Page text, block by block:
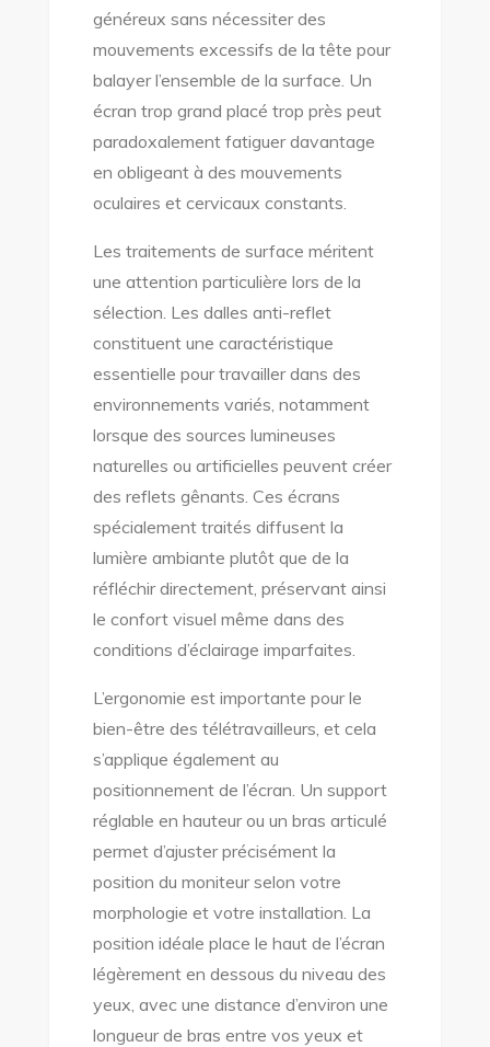
généreux sans nécessiter des
mouvements excessifs de la tête pour
balayer l’ensemble de la surface. Un
écran trop grand placé trop près peut
paradoxalement fatiguer davantage
en obligeant à des mouvements
oculaires et cervicaux constants.
Les traitements de surface méritent
une attention particulière lors de la
sélection. Les dalles anti-reflet
constituent une caractéristique
essentielle pour travailler dans des
environnements variés, notamment
lorsque des sources lumineuses
naturelles ou artificielles peuvent créer
des reflets gênants. Ces écrans
spécialement traités diffusent la
lumière ambiante plutôt que de la
réfléchir directement, préservant ainsi
le confort visuel même dans des
conditions d’éclairage imparfaites.
L’ergonomie est importante pour le
bien-être des télétravailleurs, et cela
s’applique également au
positionnement de l’écran. Un support
réglable en hauteur ou un bras articulé
permet d’ajuster précisément la
position du moniteur selon votre
morphologie et votre installation. La
position idéale place le haut de l’écran
légèrement en dessous du niveau des
yeux, avec une distance d’environ une
longueur de bras entre vos yeux et